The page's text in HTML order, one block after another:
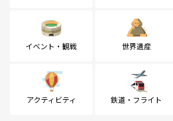
イベント・観戦 世界遺産
アクティビティ 鉄道・フライト